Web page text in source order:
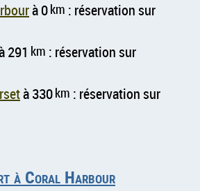
à 0km : réservation sur
291 km : réservation sur
à 330km : réservation sur
à Coral Harbour